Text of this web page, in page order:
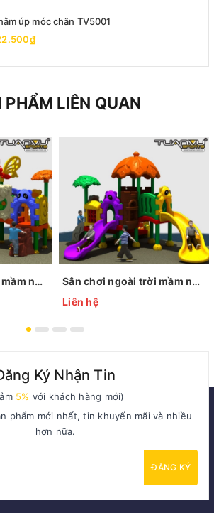
úp móc chân TV5001
PHẨM LIÊN QUAN
Sân chơi ngoài trời mầm non KP-QS001
Sân chơi ngoài trời mầm non KP-QS002
Liên hệ
Ký Nhận Tin
5% với khách hàng mới)
phẩm mới nhất, tin khuyến mãi và nhiều
hơn nữa.
ĐĂNG KÝ